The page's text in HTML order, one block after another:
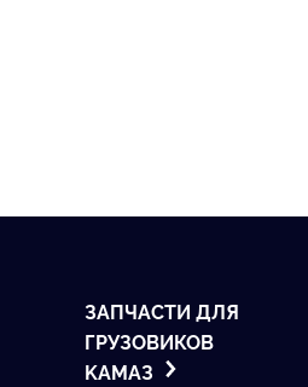
ЗАПЧАСТИ ДЛЯ
ГРУЗОВИКОВ
KАМАЗ